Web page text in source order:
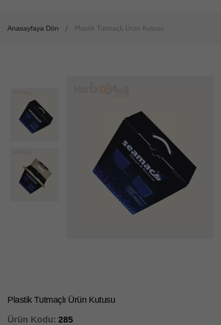
Anasayfaya Dön Plastik Tutmaçlı Ürün Kutusu
Plastik Tutmaçlı Ürün Kutusu
Ürün Kodu: 285